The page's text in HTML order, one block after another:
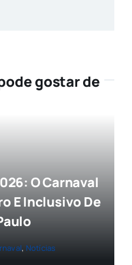
gostar de
O Carnaval
E Inclusivo De
, Notícias